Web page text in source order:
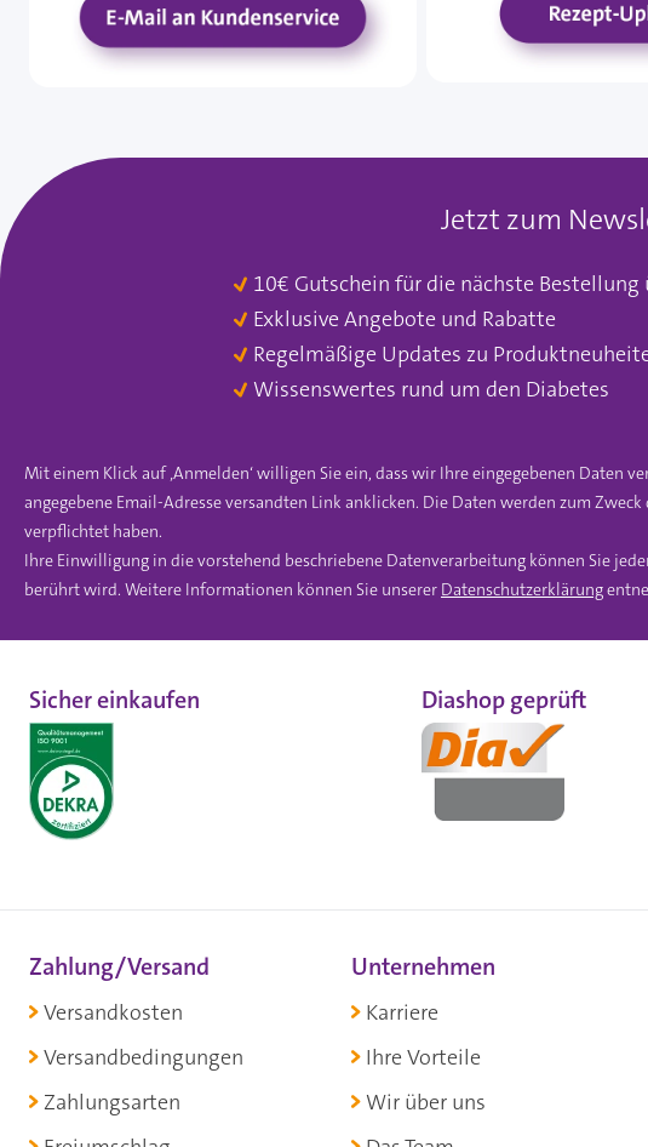
Jetzt zum
10€ Gutschein für die nächste Bestellung
Exklusive Angebote und Rabatte
Regelmäßige Updates zu
Wissenswertes rund um den Diabetes
Mit einem Klick auf ‚Anmelden‘ willigen Sie ein, dass wir Ihre eingegebenen Daten
angegebene Email-Adresse versandten Link anklicken. Die Daten werden zum
verpflichtet haben.
Ihre Einwilligung in die vorstehend beschriebene Datenverarbeitung können Sie
berührt wird. Weitere Informationen können Sie unserer Datenschutzerklärung
Sicher einkaufen Diashop geprüft
Zahlung/Versand
Versandkosten
Versandbedingungen
Zahlungsarten
Unternehmen
Karriere
Ihre Vorteile
Wir über uns